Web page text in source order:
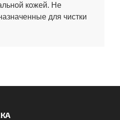
кожей. Не
для чистки